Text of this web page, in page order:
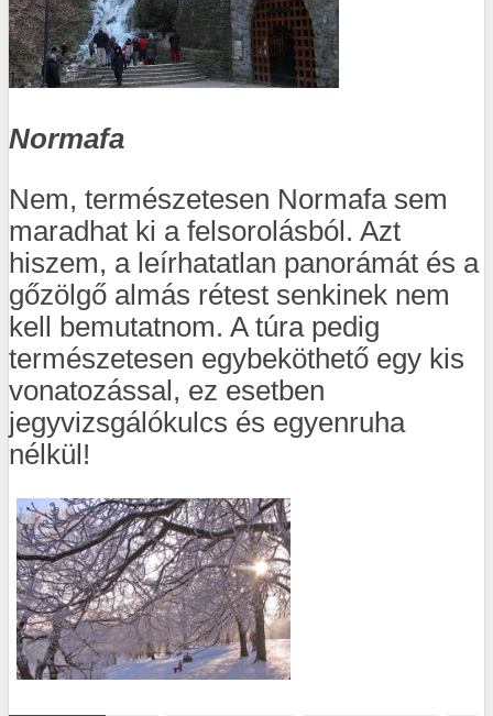
Normafa
Nem, természetesen Normafa sem
maradhat ki a felsorolásból. Azt
hiszem, a leírhatatlan panorámát és a
gőzölgő almás rétest senkinek nem
kell bemutatnom. A túra pedig
természetesen egybeköthető egy kis
vonatozással, ez esetben
jegyvizsgálókulcs és egyenruha
nélkül!